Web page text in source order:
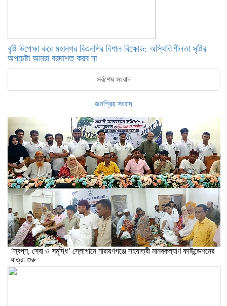
বৃষ্টি উপেক্ষা করে মহানগর বিএনপির বিশাল বিক্ষোভ: অস্থিতিশীলতা সৃষ্টির
অপচেষ্টা আমরা বরদাশত করব না
সর্বশেষ সংবাদ
জনপ্রিয় সংবাদ
‘স্বপ্ন, সেবা ও সমৃদ্ধি’ স্লোগানে নারায়ণগঞ্জে সহযাত্রী মানবকল্যাণ ফাউন্ডেশনের
যাত্রা শুরু